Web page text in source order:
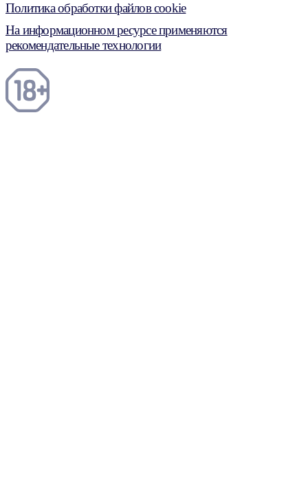
Политика обработки файлов cookie
На информационном ресурсе применяются
рекомендательные технологии